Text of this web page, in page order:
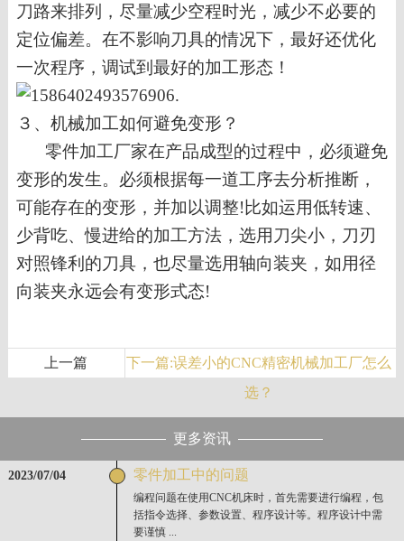
刀路来排列，尽量减少空程时光，减少不必要的
定位偏差。在不影响刀具的情况下，最好还优化
一次程序，调试到最好的加工形态！
３、 机械加工如何避免变形？
零件加工厂家在产品成型的过程中，必须避免
变形的发生。必须根据每一道工序去分析推断，
可能存在的变形，并加以调整!比如运用低转速、
少背吃、慢进给的加工方法， 选用刀尖小，刀刃
对照锋利的刀具，也尽量选用轴向装夹，如用径
向装夹永远会有变形式态!
上一篇
下一篇:误差小的CNC精密机械加工厂怎么
选？
更多资讯
2023/07/04 零件加工中的问题
编程问题在使用CNC机床时，首先需要进行编程，包
括指令选择、参数设置、程序设计等。程序设计中需
要谨慎 ...